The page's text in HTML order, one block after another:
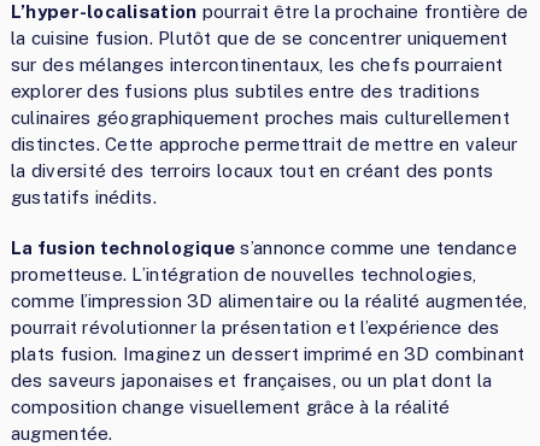
L’hyper-localisation pourrait être la prochaine frontière de
la cuisine fusion. Plutôt que de se concentrer uniquement
sur des mélanges intercontinentaux, les chefs pourraient
explorer des fusions plus subtiles entre des traditions
culinaires géographiquement proches mais culturellement
distinctes. Cette approche permettrait de mettre en valeur
la diversité des terroirs locaux tout en créant des ponts
gustatifs inédits.
La fusion technologique s’annonce comme une tendance
prometteuse. L’intégration de nouvelles technologies,
comme l’impression 3D alimentaire ou la réalité augmentée,
pourrait révolutionner la présentation et l’expérience des
plats fusion. Imaginez un dessert imprimé en 3D combinant
des saveurs japonaises et françaises, ou un plat dont la
composition change visuellement grâce à la réalité
augmentée.